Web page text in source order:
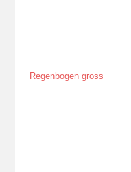
Regenbogen gross